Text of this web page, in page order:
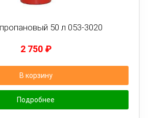
50 л 053-3020
2 750 ₽
В корзину
Подробнее